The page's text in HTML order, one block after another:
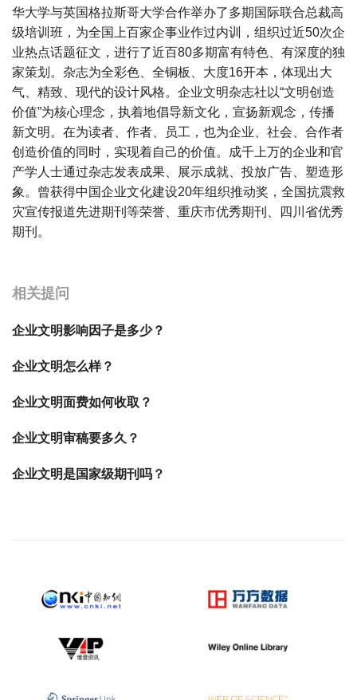
华大学与英国格拉斯哥大学合作举办了多期国际联合总裁高
级培训班，为全国上百家企事业作过内训，组织过近50次企
业热点话题征文，进行了近百80多期富有特色、有深度的独
家策划。杂志为全彩色、全铜板、大度16开本，体现出大
气、精致、现代的设计风格。企业文明杂志社以“文明创造
价值”为核心理念，执着地倡导新文化，宣扬新观念，传播
新文明。在为读者、作者、员工，也为企业、社会、合作者
创造价值的同时，实现着自己的价值。成千上万的企业和官
产学人士通过杂志发表成果、展示成就、投放广告、塑造形
象。曾获得中国企业文化建设20年组织推动奖，全国抗震救
灾宣传报道先进期刊等荣誉、重庆市优秀期刊、四川省优秀
期刊。
相关提问
企业文明影响因子是多少？
企业文明怎么样？
企业文明面费如何收取？
企业文明审稿要多久？
企业文明是国家级期刊吗？